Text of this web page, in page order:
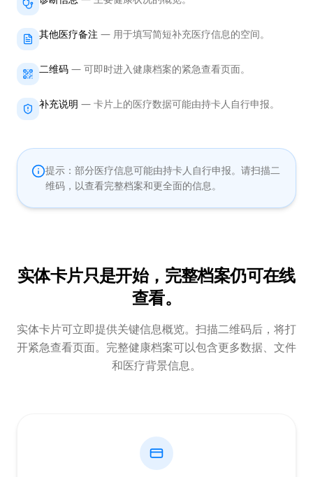
其他医疗备注 — 用于填写简短补充医疗信息的空间。
二维码 — 可即时进入健康档案的紧急查看页面。
补充说明 — 卡片上的医疗数据可能由持卡人自行申报。
提示：部分医疗信息可能由持卡人自行申报。请扫描二
维码，以查看完整档案和更全面的信息。
实体卡片只是开始，完整档案仍可在线
查看。
实体卡片可立即提供关键信息概览。扫描二维码后，将打
开紧急查看页面。完整健康档案可以包含更多数据、文件
和医疗背景信息。